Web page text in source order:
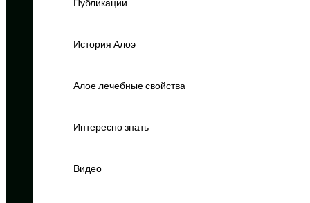
Публикации
История Алоэ
Алое лечебные свойства
Интересно знать
Видео